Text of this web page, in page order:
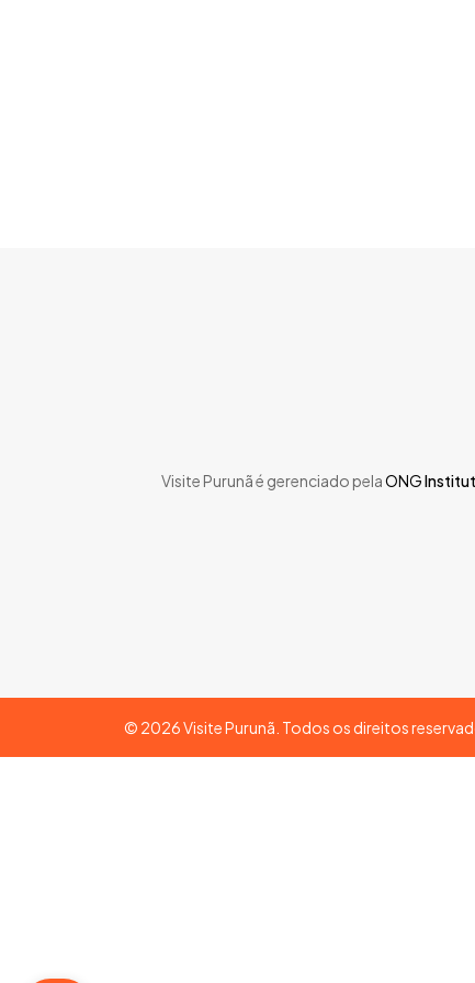
Visite Purunã é gerenciado pelaONG
© 2026Visite Purunã. Todos os direitos